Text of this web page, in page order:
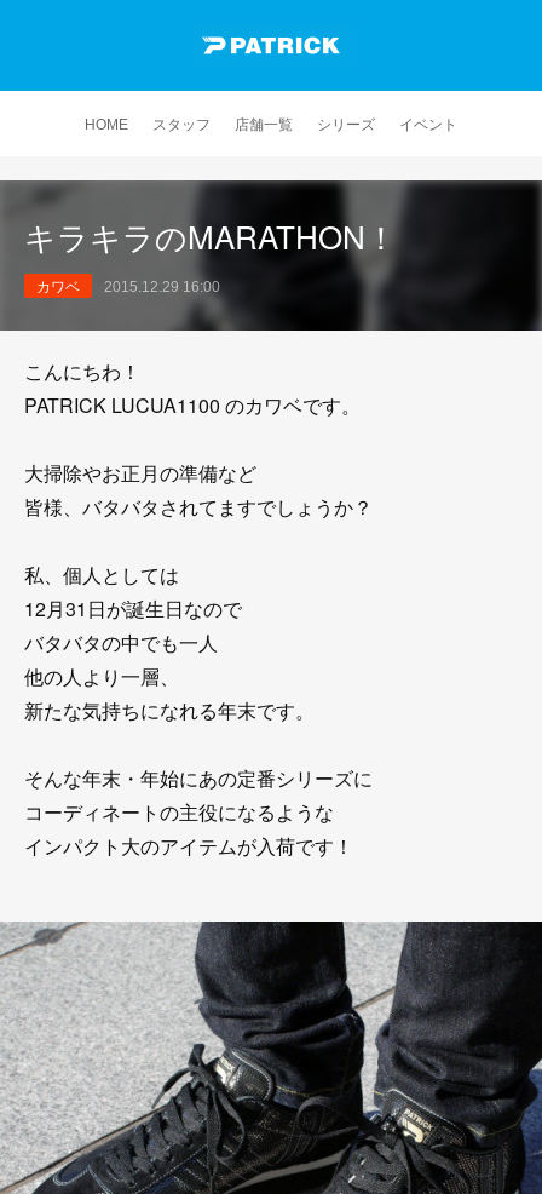
HOME スタッフ 店舗一覧 シリーズ イベント
キラキラのMARATHON！
カワベ 2015.12.29 16:00
こんにちわ！
PATRICK LUCUA1100 のカワベです。
大掃除やお正月の準備など
皆様、バタバタされてますでしょうか？
私、個人としては
12月31日が誕生日なので
バタバタの中でも一人
他の人より一層、
新たな気持ちになれる年末です。
そんな年末・年始にあの定番シリーズに
コーディネートの主役になるような
インパクト大のアイテムが入荷です！